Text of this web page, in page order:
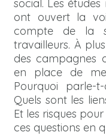
social. Les
ont ouvert la
compte de la
travailleurs. À
des campagnes
en place de
Pourquoi parle-
Quels sont les
Et les risques
ces questions en